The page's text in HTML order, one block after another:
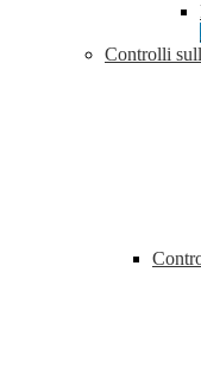
Controlli